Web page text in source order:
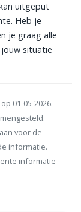
uitgeput
Heb je
je graag alle
situatie
01-05-2026.
voor de
informatie.
informatie